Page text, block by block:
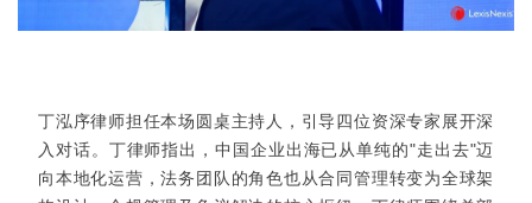
丁泓序律师担任本场圆桌主持人，引导四位资深专家展开深
入对话。丁律师指出，中国企业出海已从单纯的"走出去"迈
向本地化运营，法务团队的角色也从合同管理转变为全球架